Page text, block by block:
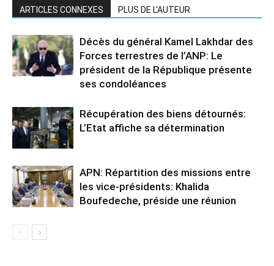
ARTICLES CONNEXES PLUS DE L'AUTEUR
Décès du général Kamel Lakhdar des
Forces terrestres de l’ANP: Le
président de la République présente
ses condoléances
Récupération des biens détournés:
L’Etat affiche sa détermination
APN: Répartition des missions entre
les vice-présidents: Khalida
Boufedeche, préside une réunion